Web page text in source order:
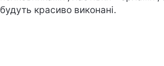
будуть красиво виконані.